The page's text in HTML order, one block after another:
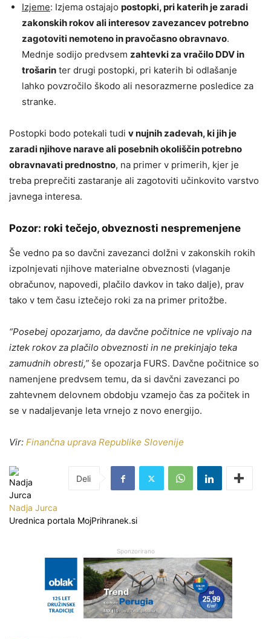
Izjeme: Izjema ostajajo postopki, pri katerih je zaradi
zakonskih rokov ali interesov zavezancev potrebno
zagotoviti nemoteno in pravočasno obravnavo.
Mednje sodijo predvsem zahtevki za vračilo DDV in
trošarin ter drugi postopki, pri katerih bi odlašanje
lahko povzročilo škodo ali nesorazmerne posledice za
stranke.
Postopki bodo potekali tudi v nujnih zadevah, ki jih je
zaradi njihove narave ali posebnih okoliščin potrebno
obravnavati prednostno, na primer v primerih, kjer je
treba preprečiti zastaranje ali zagotoviti učinkovito varstvo
javnega interesa.
Pozor: roki tečejo, obveznosti nespremenjene
Še vedno pa so davčni zavezanci dolžni v zakonskih rokih
izpolnjevati njihove materialne obveznosti (vlaganje
obračunov, napovedi, plačilo davkov in tako dalje), prav
tako v tem času iztečejo roki za na primer pritožbe.
“Posebej opozarjamo, da davčne počitnice ne vplivajo na
iztek rokov za plačilo obveznosti in ne prekinjajo teka
zamudnih obresti,” še opozarja FURS. Davčne počitnice so
namenjene predvsem temu, da si davčni zavezanci po
zahtevnem delovnem obdobju vzamejo čas za počitek in
se v nadaljevanje leta vrnejo z novo energijo.
Vir: Finančna uprava Republike Slovenije
Nadja Jurca
Urednica portala MojPrihranek.si
Sponzorirano